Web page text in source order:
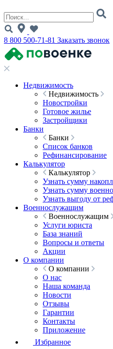
8 800 500-71-81 Заказать звонок
Недвижимость
Недвижимость
Новостройки
Готовое жилье
Застройщики
Банки
Банки
Список банков
Рефинансирование
Калькулятор
Калькулятор
Узнать сумму
Узнать сумму
Узнать выгоду от
Военнослужащим
Военнослужащим
Услуги юриста
База знаний
Вопросы и ответы
Акции
О компании
О компании
О нас
Наша команда
Новости
Отзывы
Гарантии
Контакты
Приложение
Избранное